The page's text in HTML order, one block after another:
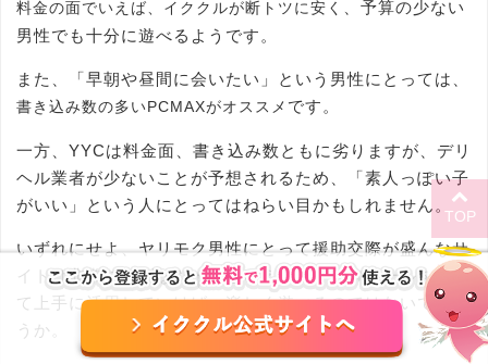
料金の面でいえば、イククルが断トツに安く
、予算の少ない
男性でも十分に遊べるようです。
また、「早朝や昼間に会いたい」という男性にとっては、
書き込み数の多いPCMAXがオススメ です。
一方、YYCは料金面、書き込み数ともに劣りますが、デリ
ヘル業者が少ないことが予想されるため、「素人っぽい子
がいい」という人にとってはねらい目かもしれません。
いずれにせよ、ヤリモク男性にとって援助交際が盛んなサ
イトは非常に便利なツールといえますから、ルールを守っ
て上手に活用していけば、楽しく遊べるのではないでしょ
うか。
TOP